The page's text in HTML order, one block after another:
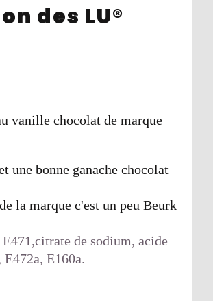
des LU®
vanille chocolat de marque
une bonne ganache chocolat
la marque c'est un peu Beurk
de sodium, acide
E160a.